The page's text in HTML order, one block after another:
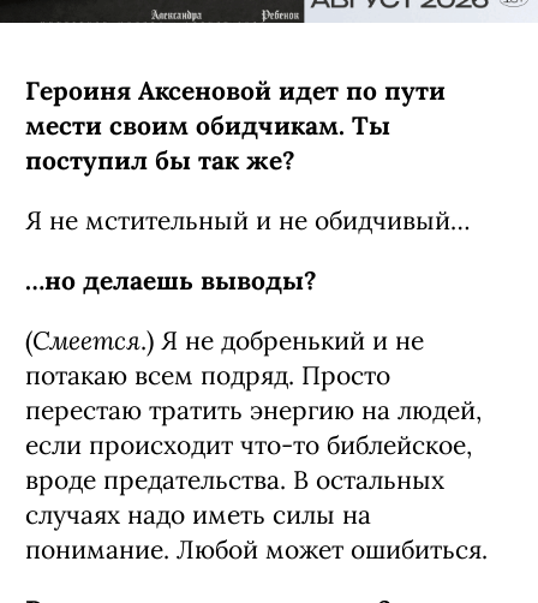
Гузеева выдает в «Холоде»
уровень: настоящая стерва —
веришь на сто процентов